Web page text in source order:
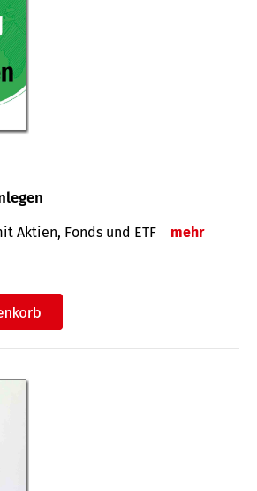
Aktien, Fonds und ETF mehr